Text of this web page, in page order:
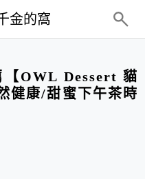
金的窩
OWL Dessert 貓
健康/甜蜜下午茶時